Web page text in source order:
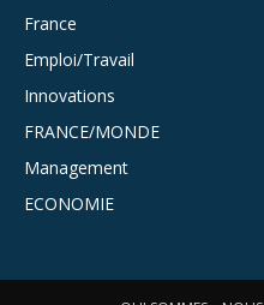
France
Emploi/Travail
Innovations
FRANCE/MONDE
Management
ECONOMIE